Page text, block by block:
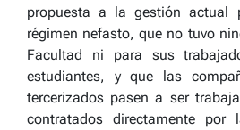
propuesta a la gestión actual
régimen nefasto, que no tuvo
Facultad ni para sus
estudiantes, y que las
tercerizados pasen a ser
contratados directamente